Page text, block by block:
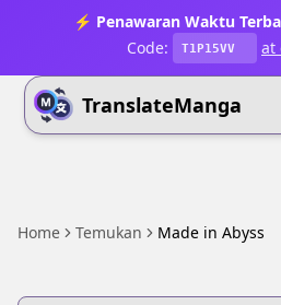
⚡ Penawaran Waktu
Code:
T1P15VV at
TranslateManga
Home Temukan Made in Abyss